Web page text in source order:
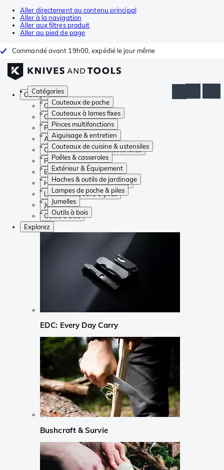
Aller directement au contenu principal
Aller à la navigation
Aller aux filtres produit
Aller au pied de page
Commandé avant 19h00, expédié le jour même
Catégories
Couteaux de poche
Couteaux à lames fixes
Pinces multifonctions
Aiguisage & entretien
Couteaux de cuisine & ustensiles
Poêles & casseroles
Extérieur & Équipement
Haches & outils de jardinage
Lampes de poche & piles
Jumelles
Outils à bois
Catégories
Couteaux de poche
Couteaux à lames fixes
Pinces multifonctions
Aiguisage & entretien
Couteaux de cuisine & ustensiles
Poêles & casseroles
Extérieur & Équipement
Haches & outils de jardinage
Lampes de poche & piles
Jumelles
Outils à bois
Explorez
EDC: Every Day Carry
Bushcraft & Survie